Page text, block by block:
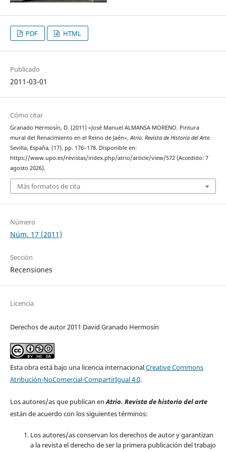
PDF HTML
Publicado
2011-03-01
Cómo citar
Granado Hermosín, D. (2011) «José Manuel ALMANSA MORENO. Pintura
mural del Renacimiento en el Reino de Jaén»,Atrio. Revista de Historia del Arte.
Sevilla, España, (17), pp. 176–178. Disponible en:
https://www.upo.es/revistas/index.php/atrio/article/view/572 (Accedido: 7
agosto 2026).
Más formatos de cita
Número
Núm. 17 (2011)
Sección
Recensiones
Licencia
Derechos de autor 2011 David Granado Hermosín
Esta obra está bajo una licencia internacionalCreative Commons
Atribución-NoComercial-CompartirIgual 4.0.
Los autores/as que publican enAtrio. Revista de historia del arte
están de acuerdo con los siguientes términos:
Los autores/as conservan los derechos de autor y garantizan
a la revista el derecho de ser la primera publicación del trabajo